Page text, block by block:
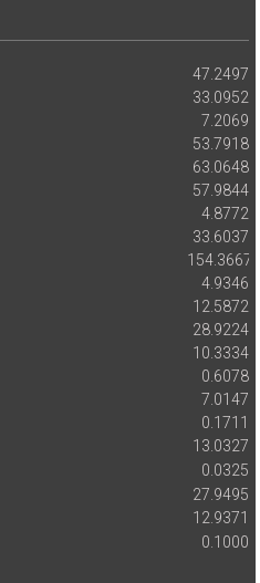
47.2497
33.0952
7.2069
53.7918
63.0648
57.9844
4.8772
33.6037
154.3667
4.9346
12.5872
28.9224
10.3334
0.6078
7.0147
0.1711
13.0327
0.0325
27.9495
12.9371
0.1000